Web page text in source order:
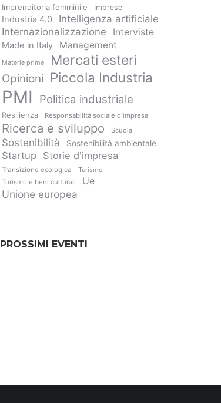
Imprenditoria femminile
Imprese
Industria 4.0
Intelligenza artificiale
Internazionalizzazione
Interviste
Made in Italy Management
Materie prime Mercati esteri
Opinioni Piccola Industria
PMI Politica industriale
Resilienza Responsabilità sociale d'impresa
Ricerca e sviluppo Scuola
Sostenibilità Sostenibilità ambientale
Startup Storie d'impresa
Transizione ecologica
Turismo
Turismo e beni culturali
Ue
Unione europea
PROSSIMI EVENTI